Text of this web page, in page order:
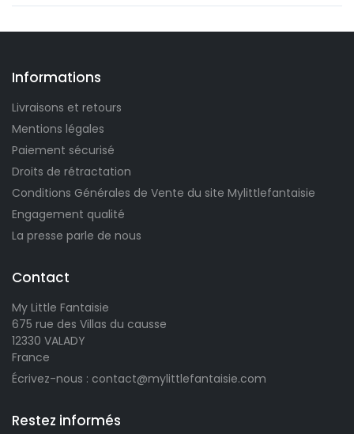
Informations
Livraisons et retours
Mentions légales
Paiement sécurisé
Droits de rétractation
Conditions Générales de Vente du site Mylittlefantaisie
Engagement qualité
La presse parle de nous
Contact
My Little Fantaisie
675 rue des Villas du causse
12330 VALADY
France
Écrivez-nous : contact@mylittlefantaisie.com
Restez informés